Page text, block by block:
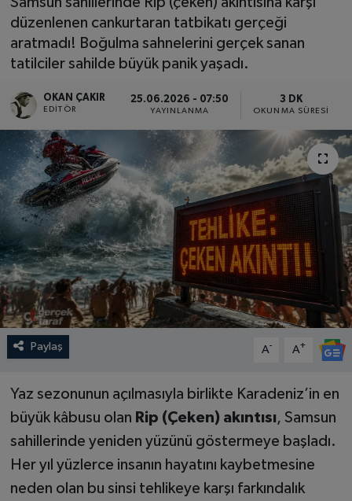
düzenlenen cankurtaran tatbikatı gerçeği
aratmadı! Boğulma sahnelerini gerçek sanan
tatilciler sahilde büyük panik yaşadı.
OKAN ÇAKIR
EDITÖR
25.06.2026 - 07:50
YAYINLANMA
3 DK
OKUNMA SÜRESI
Paylaş A- A+
Yaz sezonunun açılmasıyla birlikte Karadeniz’in en
büyük kâbusu olan Rip (Çeken) akıntısı, Samsun
sahillerinde yeniden yüzünü göstermeye başladı.
Her yıl yüzlerce insanın hayatını kaybetmesine
neden olan bu sinsi tehlikeye karşı farkındalık
SPOR
EKONOMİ
TEKNOLOJİ
YAŞAM
YEMEK